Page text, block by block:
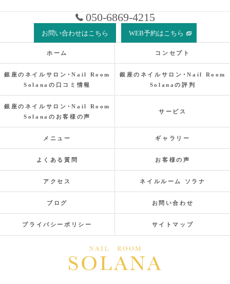
050-6869-4215
お問い合わせはこちら WEB予約はこちら
ホーム コンセプト
銀座のネイルサロン･Nail Room
Solanaの口コミ情報
銀座のネイルサロン･Nail Room
Solanaの評判
銀座のネイルサロン･Nail Room
Solanaのお客様の声
サービス
メニュー ギャラリー
よくある質問 お客様の声
アクセス ネイルルーム ソラナ
ブログ お問い合わせ
プライバシーポリシー サイトマップ